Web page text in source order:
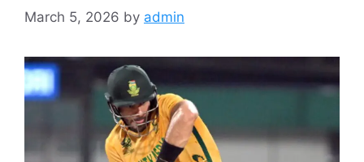
March 5, 2026 by admin